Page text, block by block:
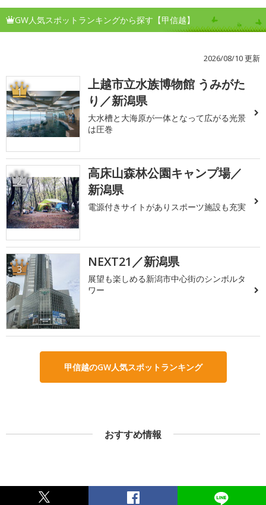
GW人気スポットランキングから探す【甲信越】
2026/08/10 更新
1
上越市立水族博物館 うみがた
り／新潟県
大水槽と大海原が一体となって広がる光景
は圧巻
2
高床山森林公園キャンプ場／
新潟県
電源付きサイトがありスポーツ施設も充実
3 NEXT21／新潟県
展望も楽しめる新潟市中心街のシンボルタ
ワー
甲信越のGW人気スポットランキング
おすすめ情報